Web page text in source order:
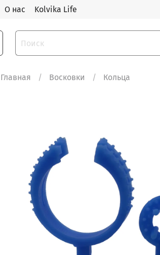
О нас Kolvika Life
Главная Восковки Кольца